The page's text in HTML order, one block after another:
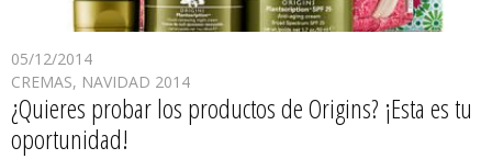
05/12/2014
CREMAS, NAVIDAD 2014
¿Quieres probar los productos de Origins? ¡Esta es tu
oportunidad!